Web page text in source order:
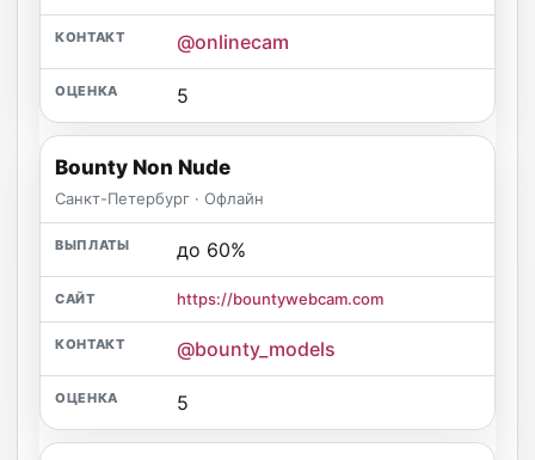
@onlinecam
5
Bounty Non Nude
Санкт-Петербург · Офлайн
до 60%
https://bountywebcam.com
@bounty_models
5